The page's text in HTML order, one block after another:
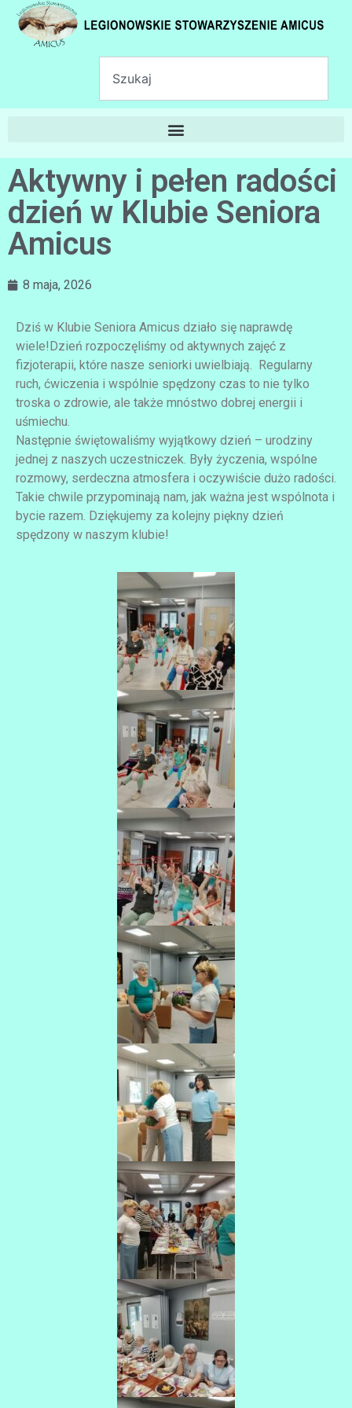
Aktywny i pełen radości
dzień w Klubie Seniora
Amicus
8 maja, 2026
Dziś w Klubie Seniora Amicus działo się naprawdę
wiele!Dzień rozpoczęliśmy od aktywnych zajęć z
fizjoterapii, które nasze seniorki uwielbiają. Regularny
ruch, ćwiczenia i wspólnie spędzony czas to nie tylko
troska o zdrowie, ale także mnóstwo dobrej energii i
uśmiechu.
Następnie świętowaliśmy wyjątkowy dzień – urodziny
jednej z naszych uczestniczek. Były życzenia, wspólne
rozmowy, serdeczna atmosfera i oczywiście dużo radości.
Takie chwile przypominają nam, jak ważna jest wspólnota i
bycie razem. Dziękujemy za kolejny piękny dzień
spędzony w naszym klubie!